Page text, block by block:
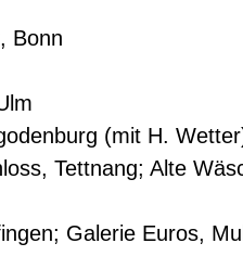
Bonn
(mit H.
Tettnang; Alte
Galerie Euros,